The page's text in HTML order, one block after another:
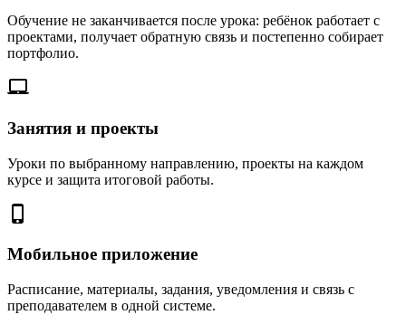
Обучение не заканчивается после урока: ребёнок работает с
проектами, получает обратную связь и постепенно собирает
портфолио.
laptop_mac
Занятия и проекты
Уроки по выбранному направлению, проекты на каждом
курсе и защита итоговой работы.
phone_iphone
Мобильное приложение
Расписание, материалы, задания, уведомления и связь с
преподавателем в одной системе.